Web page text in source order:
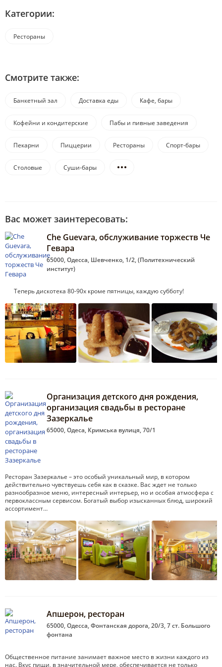
Категории:
Рестораны
Смотрите также:
Банкетный зал Доставка еды Кафе, бары
Кофейни и кондитерские Пабы и пивные заведения
Пекарни Пиццерии Рестораны Спорт-бары
Столовые Суши-бары
Вас может заинтересовать:
Che Guevara, обслуживание торжеств Че
Гевара
65000, Одесса, Шевченко, 1/2, (Политехнический
институт)
Теперь дискотека 80-90х кроме пятницы, каждую субботу!
Организация детского дня рождения,
организация свадьбы в ресторане
Зазеркалье
65000, Одеса, Кримська вулиця, 70/1
Ресторан Зазеркалье – это особый уникальный мир, в котором
действительно чувствуешь себя как в сказке. Вас ждет не только
разнообразное меню, интересный интерьер, но и особая атмосфера с
первоклассным сервисом. Богатый выбор изысканных блюд, широкий
ассортимент…
Апшерон, ресторан
65000, Одесса, Фонтанская дорога, 20/3, 7 ст. Большого
фонтана
Общественное питание занимает важное место в жизни каждого из
нас. Вкус пищи, в значительной мере, обеспечивается не только